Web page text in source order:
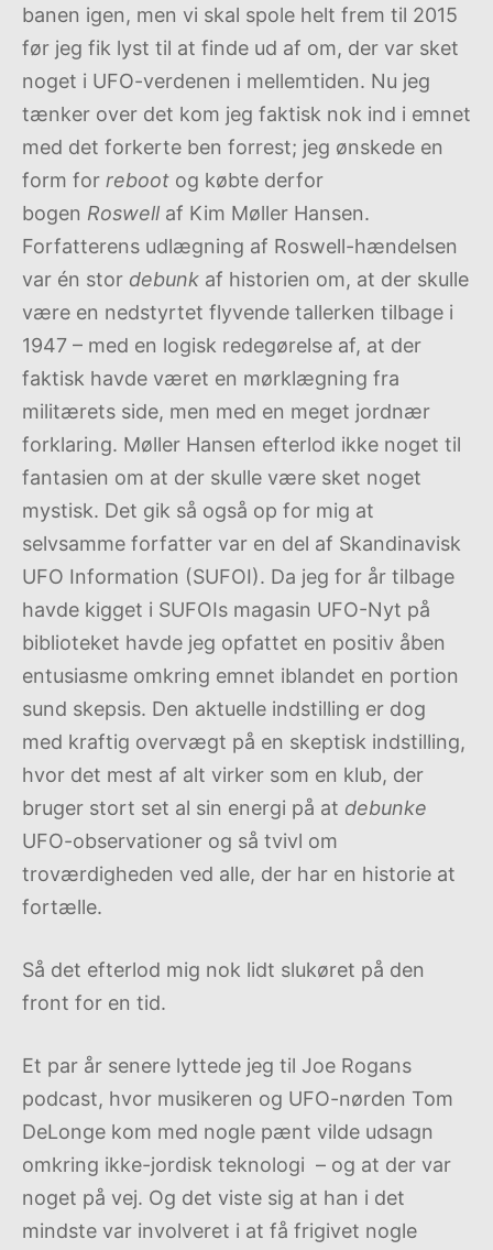
banen igen, men vi skal spole helt frem til 2015
før jeg fik lyst til at finde ud af om, der var sket
noget i UFO-verdenen i mellemtiden. Nu jeg
tænker over det kom jeg faktisk nok ind i emnet
med det forkerte ben forrest; jeg ønskede en
form for reboot og købte derfor
bogen Roswell af Kim Møller Hansen.
Forfatterens udlægning af Roswell-hændelsen
var én stor debunk af historien om, at der skulle
være en nedstyrtet flyvende tallerken tilbage i
1947 – med en logisk redegørelse af, at der
faktisk havde været en mørklægning fra
militærets side, men med en meget jordnær
forklaring. Møller Hansen efterlod ikke noget til
fantasien om at der skulle være sket noget
mystisk. Det gik så også op for mig at
selvsamme forfatter var en del af Skandinavisk
UFO Information (SUFOI). Da jeg for år tilbage
havde kigget i SUFOIs magasin UFO-Nyt på
biblioteket havde jeg opfattet en positiv åben
entusiasme omkring emnet iblandet en portion
sund skepsis. Den aktuelle indstilling er dog
med kraftig overvægt på en skeptisk indstilling,
hvor det mest af alt virker som en klub, der
bruger stort set al sin energi på at debunke
UFO-observationer og så tvivl om
troværdigheden ved alle, der har en historie at
fortælle.
Så det efterlod mig nok lidt slukøret på den
front for en tid.
Et par år senere lyttede jeg til Joe Rogans
podcast, hvor musikeren og UFO-nørden Tom
DeLonge kom med nogle pænt vilde udsagn
omkring ikke-jordisk teknologi – og at der var
noget på vej. Og det viste sig at han i det
mindste var involveret i at få frigivet nogle